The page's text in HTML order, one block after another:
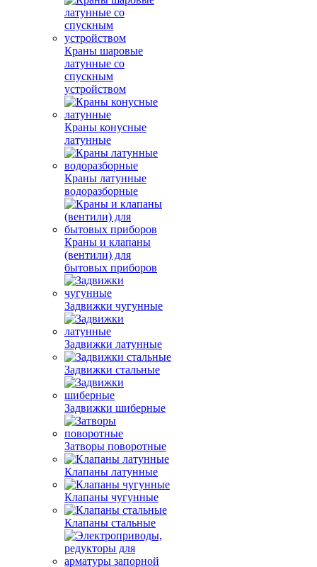
Краны шаровые
латунные со
спускным
устройством
Краны конусные
латунные
Краны латунные
водоразборные
Краны и клапаны
(вентили) для
бытовых приборов
Задвижки чугунные
Задвижки латунные
Задвижки стальные
Задвижки шиберные
Затворы поворотные
Клапаны латунные
Клапаны чугунные
Клапаны стальные